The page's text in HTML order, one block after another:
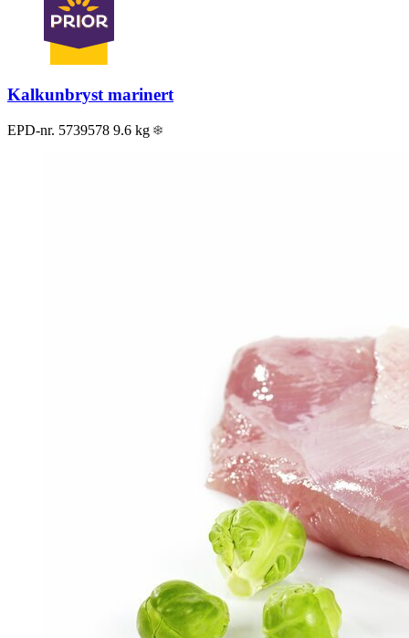
Kalkunbryst marinert
EPD-nr. 5739578 9.6 kg